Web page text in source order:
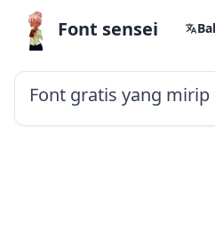
Font sensei
Font gratis yang mirip